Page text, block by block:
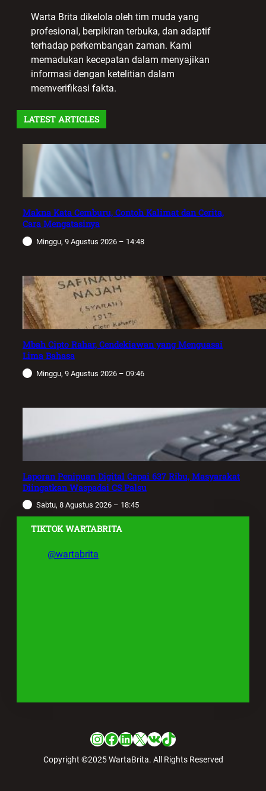
Warta Brita dikelola oleh tim muda yang
profesional, berpikiran terbuka, dan adaptif
terhadap perkembangan zaman. Kami
memadukan kecepatan dalam menyajikan
informasi dengan ketelitian dalam
memverifikasi fakta.
LATEST ARTICLES
Makna Kata Cemburu, Contoh Kalimat dan Cerita,
Cara Mengatasinya
Minggu, 9 Agustus 2026 – 14:48
Mbah Cipto Rahar, Cendekiawan yang Menguasai
Lima Bahasa
Minggu, 9 Agustus 2026 – 09:46
Laporan Penipuan Digital Capai 637 Ribu, Masyarakat
Diingatkan Waspadai CS Palsu
Sabtu, 8 Agustus 2026 – 18:45
TIKTOK WARTABRITA
@wartabrita
Instagram
Facebook
LinkedIn
X VKTikTok
Copyright ©2025 WartaBrita. All Rights Reserved